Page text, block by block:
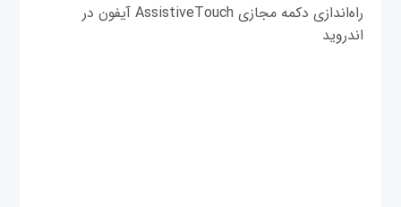
راه‌اندازی دکمه مجازی AssistiveTouch آیفون در
اندروید